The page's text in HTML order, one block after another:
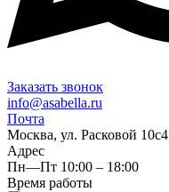
Заказать звонок
info@asabella.ru
Почта
Москва, ул. Расковой 10с4
Адрес
Пн—Пт 10:00 – 18:00
Время работы